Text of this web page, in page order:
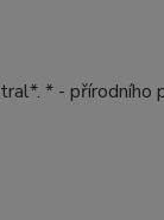
* - přírodního